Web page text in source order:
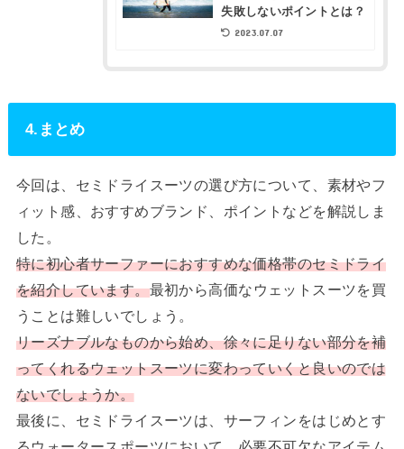
失敗しないポイントとは？
2023.07.07
4.まとめ
今回は、セミドライスーツの選び方について、素材やフ
ィット感、おすすめブランド、ポイントなどを解説しま
した。
特に初心者サーファーにおすすめな価格帯のセミドライ
を紹介しています。最初から高価なウェットスーツを買
うことは難しいでしょう。
リーズナブルなものから始め、徐々に足りない部分を補
ってくれるウェットスーツに変わっていくと良いのでは
ないでしょうか。
最後に、セミドライスーツは、サーフィンをはじめとす